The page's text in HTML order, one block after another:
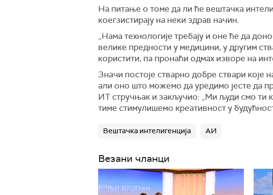
На питање о томе да ли ће вештачка
коегзистирају на неки здрав начин.
„Нама технологије требају и оне ће да
велике предности у медицини, у другим
користити, па пронаћи одмах изворе на
Значи постоје стварно добре ствари
али оно што можемо да уредимо јесте да
ИТ стручњак и закључио: „Ми људи смо ти
тиме стимулишемо креативност у
Вештачка интелигенција АИ
Везани чланци